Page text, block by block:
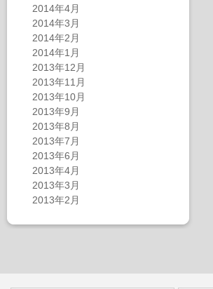
2014年4月
2014年3月
2014年2月
2014年1月
2013年12月
2013年11月
2013年10月
2013年9月
2013年8月
2013年7月
2013年6月
2013年4月
2013年3月
2013年2月